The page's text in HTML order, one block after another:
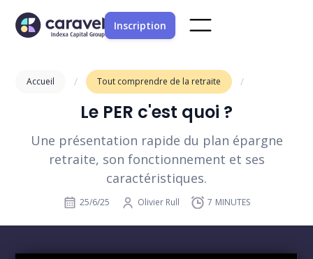
Inscription
Accueil / Tout comprendre de la retraite /
Le PER c'est quoi ?
Une présentation rapide du plan épargne
retraite, son fonctionnement et ses
caractéristiques.
25/6/25 Olivier Rull 7 MINUTES